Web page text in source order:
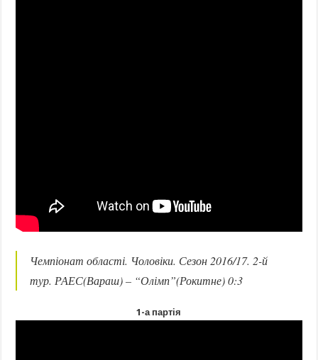
Чемпіонат області. Чоловіки. Сезон 2016/17. 2-й
тур. РАЕС(Вараш) – “Олімп”(Рокитне) 0:3
1-а партія